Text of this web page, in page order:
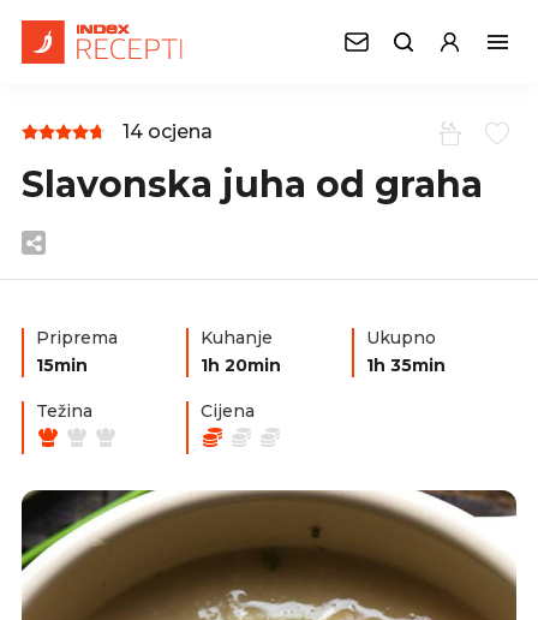
14 ocjena
Slavonska juha od graha
Priprema
15min
Kuhanje
1h 20min
Ukupno
1h 35min
Težina Cijena